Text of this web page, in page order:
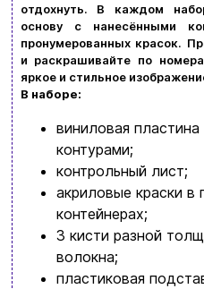
отдохнуть. В каждом
основу с нанесёнными
пронумерованных красок.
и раскрашивайте по
яркое и стильное
В наборе:
виниловая
контурами;
контрольный лист;
акриловые краски в
контейнерах;
3 кисти разной
волокна;
пластиковая
Возврат и
Политика
Ваша
Просмотрите
вы обязательно